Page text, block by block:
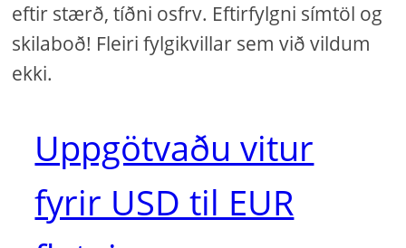
eftir stærð, tíðni osfrv. Eftirfylgni símtöl og
skilaboð! Fleiri fylgikvillar sem við vildum
ekki.
Uppgötvaðu vitur
fyrir USD til EUR